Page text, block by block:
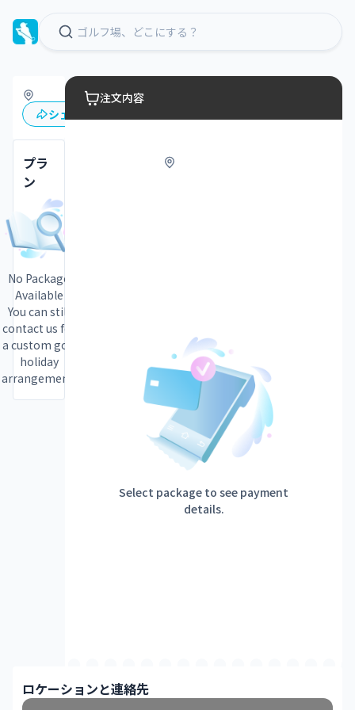
シェア
プラ
ン
No Package
Available
You can still
contact us for
a custom golf
holiday
arrangement.
注文内容
Select package to see payment
details.
ロケーションと連絡先